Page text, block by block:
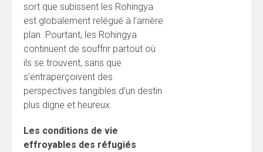
sort que subissent les Rohingya
est globalement relégué à l’arrière
plan. Pourtant, les Rohingya
continuent de souffrir partout où
ils se trouvent, sans que
s’entraperçoivent des
perspectives tangibles d’un destin
plus digne et heureux.
Les conditions de vie
effroyables des réfugiés